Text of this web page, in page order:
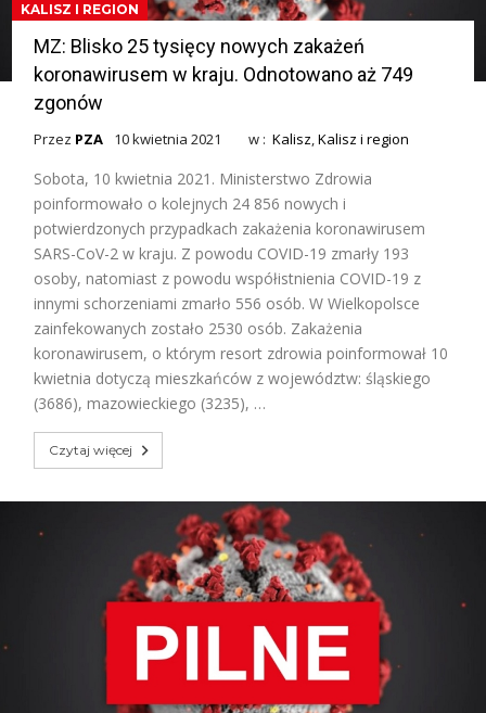
KALISZ I REGION
MZ: Blisko 25 tysięcy nowych zakażeń
koronawirusem w kraju. Odnotowano aż 749
zgonów
Przez PZA 10 kwietnia 2021 w :Kalisz,Kalisz i region
Sobota, 10 kwietnia 2021. Ministerstwo Zdrowia
poinformowało o kolejnych 24 856 nowych i
potwierdzonych przypadkach zakażenia koronawirusem
SARS-CoV-2 w kraju. Z powodu COVID-19 zmarły 193
osoby, natomiast z powodu współistnienia COVID-19 z
innymi schorzeniami zmarło 556 osób. W Wielkopolsce
zainfekowanych zostało 2530 osób. Zakażenia
koronawirusem, o którym resort zdrowia poinformował 10
kwietnia dotyczą mieszkańców z województw: śląskiego
(3686), mazowieckiego (3235), …
Czytaj więcej